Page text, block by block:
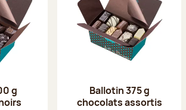
g
Ballotin 375 g
chocolats assortis